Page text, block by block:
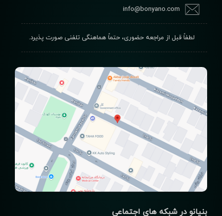
info@bonyano.com
لطفاً قبل از مراجعه حضوری، حتماً هماهنگی تلفنی صورت پذیرد.
بنیانو در شبکه های اجتماعی